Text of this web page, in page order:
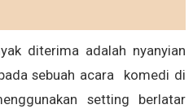
diterima adalah nyanyian
sebuah acara komedi di
setting berlatar